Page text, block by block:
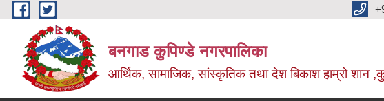
Skip to main content
बनगाड कुपिण्डे नगरपालिका
आर्थिक, सामाजिक, सांस्कृतिक तथा देश बिकाश हाम्रो शान